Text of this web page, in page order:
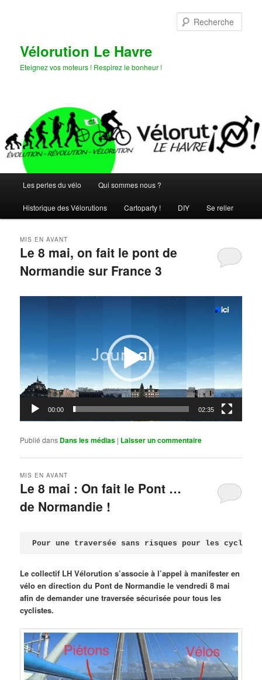
Vélorution Le Havre
Eteignez vos moteurs ! Respirez le bonheur !
principal
Les perles du vélo Qui sommes nous ?
Historique des Vélorutions Cartoparty ! DIY Se relier
Le 8 mai, on fait le pont de
Normandie sur France 3
MIS EN AVANT
00:00 02:35
Publié dans Dans les médias | Laisser un commentaire
Le 8 mai : On fait le Pont …
de Normandie !
MIS EN AVANT
Pour une traversée sans risques pour les
Le collectif LH Vélorution s’associe à l’appel à manifester en
vélo en direction du Pont de Normandie le vendredi 8 mai
afin de demander une traversée sécurisée pour tous les
cyclistes.